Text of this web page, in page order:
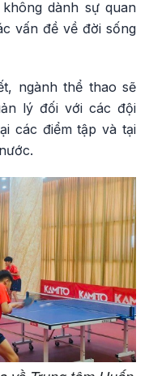
dành sự quan
vấn đề về đời sống
ngành thể thao sẽ
lý đối với các đội
các điểm tập và tại